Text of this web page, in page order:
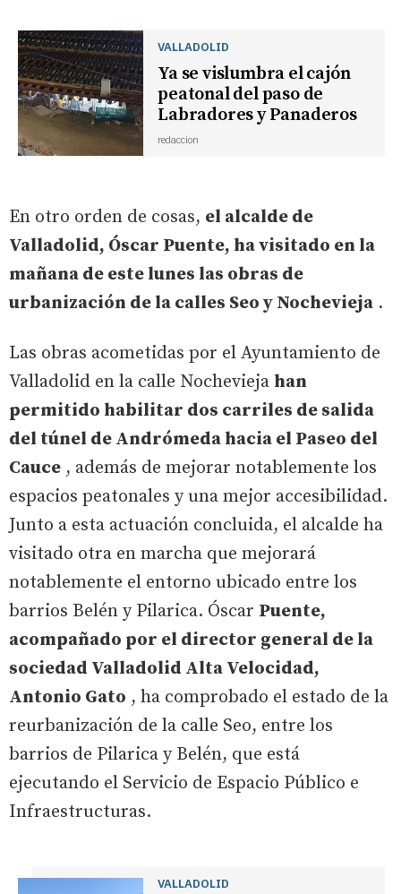
VALLADOLID
Ya se vislumbra el cajón
peatonal del paso de
Labradores y Panaderos
redaccion
En otro orden de cosas, el alcalde de
Valladolid, Óscar Puente, ha visitado en la
mañana de este lunes las obras de
urbanización de la calles Seo y Nochevieja .
Las obras acometidas por el Ayuntamiento de
Valladolid en la calle Nochevieja han
permitido habilitar dos carriles de salida
del túnel de Andrómeda hacia el Paseo del
Cauce , además de mejorar notablemente los
espacios peatonales y una mejor accesibilidad.
Junto a esta actuación concluida, el alcalde ha
visitado otra en marcha que mejorará
notablemente el entorno ubicado entre los
barrios Belén y Pilarica. Óscar Puente,
acompañado por el director general de la
sociedad Valladolid Alta Velocidad,
Antonio Gato , ha comprobado el estado de la
reurbanización de la calle Seo, entre los
barrios de Pilarica y Belén, que está
ejecutando el Servicio de Espacio Público e
Infraestructuras.
VALLADOLID